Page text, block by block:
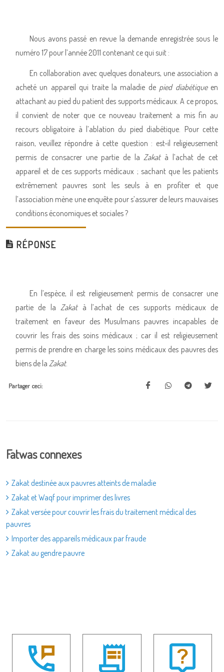
Nous avons passé en revue la demande enregistrée sous le
numéro 17 pour l’année 2011 contenant ce qui suit :
En collaboration avec quelques donateurs, une association a
acheté un appareil qui traite la maladie de pied diabétique en
attachant au pied du patient des supports médicaux. A ce propos,
il convient de noter que ce nouveau traitement a mis fin au
recours obligatoire à l’ablation du pied diabétique. Pour cette
raison, veuillez répondre à cette question : est-il religieusement
permis de consacrer une partie de laZakatà l’achat de cet
appareil et de ces supports médicaux ; sachant que les patients
extrêmement pauvres sont les seuls à en profiter et que
l’association mène une enquête pour s’assurer de leurs mauvaises
conditions économiques et sociales ?
RÉPONSE
En l’espèce, il est religieusement permis de consacrer une
partie de la Zakatà l’achat de ces supports médicaux de
traitement en faveur des Musulmans pauvres incapables de
couvrir les frais des soins médicaux ; car il est religieusement
permis de prendre en charge les soins médicaux des pauvres des
biens de la Zakat.
Partager ceci:
Fatwas connexes
Zakat destinée aux pauvres atteints de maladie
Zakat et Waqf pour imprimer des livres
Zakat versée pour couvrir les frais du traitement médical des
pauvres
Importer des appareils médicaux par fraude
Zakat au gendre pauvre